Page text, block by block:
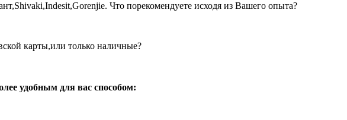
Что порекомендуете иcходя из Вашего опыта?
карты,или только наличные?
удобным для вас способом: